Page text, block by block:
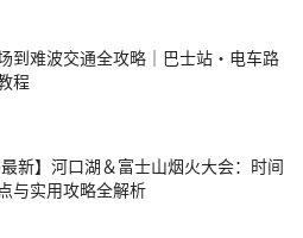
到难波交通全攻略｜巴士站・电车路
程
最新】河口湖＆富士山烟火大会：时间
与实用攻略全解析